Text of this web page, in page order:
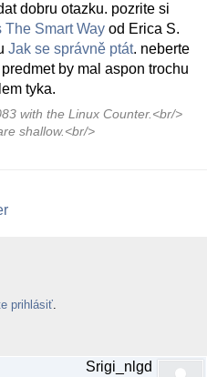
dobru otazku. pozrite si
The Smart Way od Erica S.
Jak se správně ptát. neberte
by mal aspon trochu
tyka.
with the Linux Counter.<br/>
shallow.<br/>
prihlásiť
Srigi_nlgd